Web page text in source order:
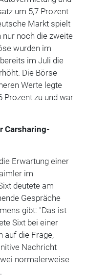
um 5,7 Prozent
Markt spielt
noch die zweite
wurden im
im Juli die
Die Börse
Werte legte
Prozent zu und war
Carsharing-
Erwartung einer
im
deutete am
Gespräche
gibt: "Das ist
Sixt bei einer
auf die Frage,
Nachricht
normalerweise